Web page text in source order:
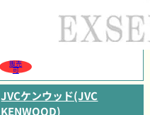
販売
可
JVCケンウッド(JVC
KENWOOD)